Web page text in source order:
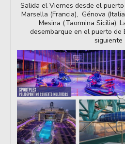
Salida el Viernes desde el
Marsella (Francia), Génova
Mesina (Taormina Sicilia),
desembarque en el puerto de
siguiente